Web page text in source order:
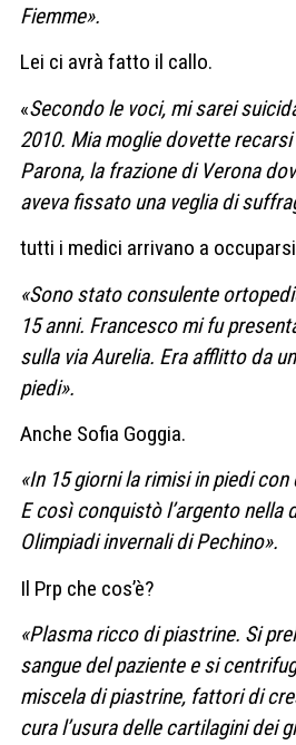
Fiemme».
Lei ci avrà fatto il callo.
«Secondo le voci, mi sarei
2010. Mia moglie dovette
Parona, la frazione di Verona
aveva fissato una veglia di
tutti i medici arrivano a
«Sono stato consulente
15 anni. Francesco mi fu
sulla via Aurelia. Era afflitto da
piedi».
Anche Sofia Goggia.
«In 15 giorni la rimisi in piedi
E così conquistò l’argento nella
Olimpiadi invernali di Pechino».
Il Prp che cos’è?
«Plasma ricco di piastrine. Si
sangue del paziente e si
miscela di piastrine, fattori di
cura l’usura delle cartilagini dei